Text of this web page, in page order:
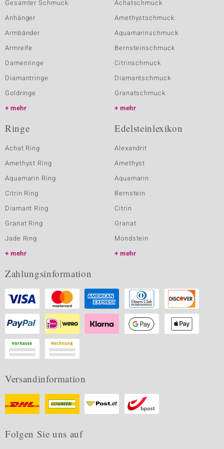
Gesamter Schmuck
Anhänger
Armbänder
Armreife
Damenringe
Diamantringe
Goldringe
mehr
Achatschmuck
Amethystschmuck
Aquamarinschmuck
Bernsteinschmuck
Citrinschmuck
Diamantschmuck
Granatschmuck
mehr
Ringe
Achat Ring
Amethyst Ring
Aquamarin Ring
Citrin Ring
Diamant Ring
Granat Ring
Jade Ring
mehr
Edelsteinlexikon
Alexandrit
Amethyst
Aquamarin
Bernstein
Citrin
Granat
Mondstein
mehr
Zahlungsinformation
Versandinformation
Folgen Sie uns auf